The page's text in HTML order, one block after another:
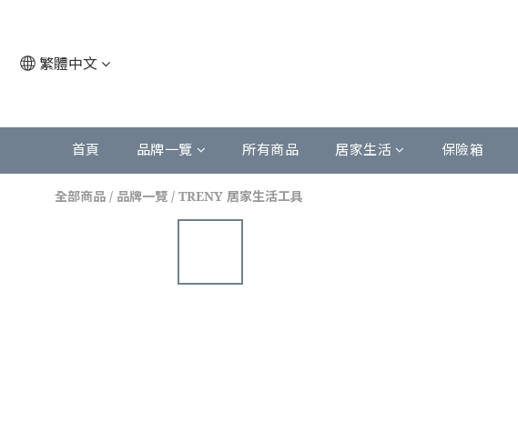
繁體中文
首頁 品牌一覽 所有商品 居家生活 保險箱
全部商品 / 品牌一覽 / TRENY 居家生活工具